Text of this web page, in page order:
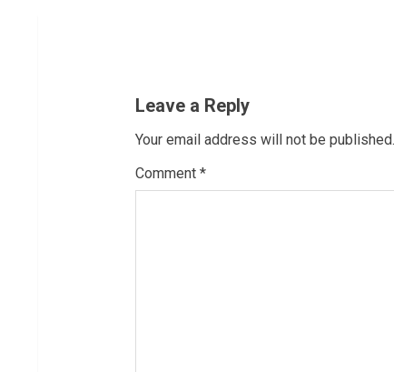
e
R
e
Leave a Reply
Your email address will not be published.
Comment *